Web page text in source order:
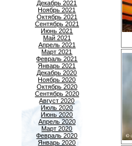
Декабрь 2021
Ноябрь 2021
Октябрь 2021
Сентябрь 2021
Июнь 2021
Май 2021
Апрель 2021
Март 2021
Февраль 2021
Январь 2021
Декабрь 2020
Ноябрь 2020
Октябрь 2020
Сентябрь 2020
Август 2020
Июль 2020
Июнь 2020
Апрель 2020
Март 2020
Февраль 2020
Январь 2020